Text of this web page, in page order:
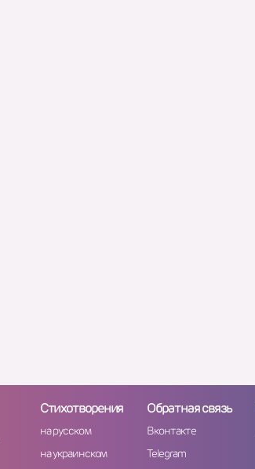
Стихотворения
на русском
на украинском
Обратная связь
Вконтакте
Telegram